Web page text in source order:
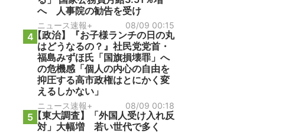
へ 人事院の勧告を受け
ニュース速報+ 08/09 00:15
4【政治】『お子様ランチの日の丸
はどうなるの？』社民党党首・
福島みずほ氏「国旗損壊罪」へ
の危機感「個人の内心の自由を
抑圧する高市政権はとにかく変
えるしかない」
ニュース速報+ 08/09 00:18
5【東大調査】「外国人受け入れ反
対」大幅増 若い世代で多く